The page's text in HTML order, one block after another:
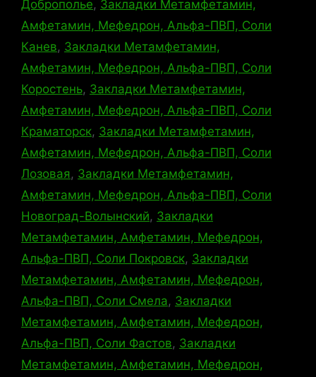
Доброполье, Закладки Метамфетамин,
Амфетамин, Мефедрон, Альфа-ПВП, Соли
Канев, Закладки Метамфетамин,
Амфетамин, Мефедрон, Альфа-ПВП, Соли
Коростень, Закладки Метамфетамин,
Амфетамин, Мефедрон, Альфа-ПВП, Соли
Краматорск, Закладки Метамфетамин,
Амфетамин, Мефедрон, Альфа-ПВП, Соли
Лозовая, Закладки Метамфетамин,
Амфетамин, Мефедрон, Альфа-ПВП, Соли
Новоград-Волынский, Закладки
Метамфетамин, Амфетамин, Мефедрон,
Альфа-ПВП, Соли Покровск, Закладки
Метамфетамин, Амфетамин, Мефедрон,
Альфа-ПВП, Соли Смела, Закладки
Метамфетамин, Амфетамин, Мефедрон,
Альфа-ПВП, Соли Фастов, Закладки
Метамфетамин, Амфетамин, Мефедрон,